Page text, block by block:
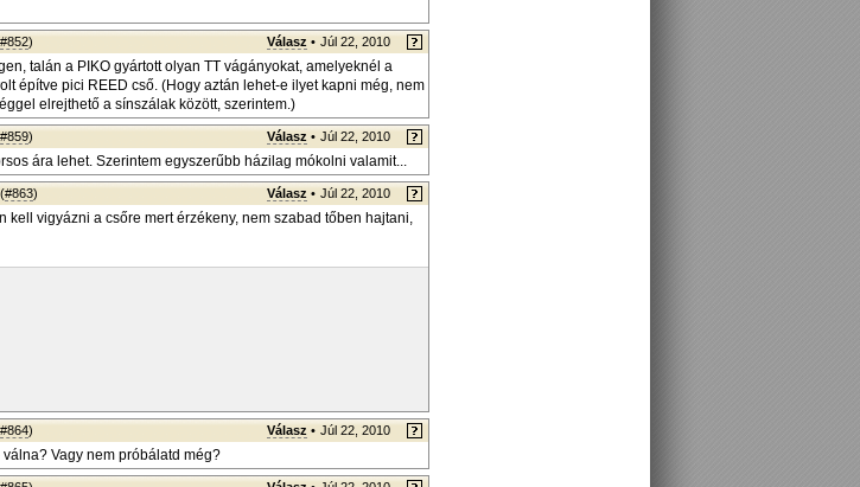
#852) Válasz • Júl 22, 2010
talán a PIKO gyártott olyan TT vágányokat, amelyeknél a
építve pici REED cső. (Hogy aztán lehet-e ilyet kapni még, nem
elrejthető a sínszálak között, szerintem.)
#859) Válasz • Júl 22, 2010
ára lehet. Szerintem egyszerűbb házilag mókolni valamit...
#863) Válasz • Júl 22, 2010
kell vigyázni a csőre mert érzékeny, nem szabad tőben hajtani,
#864) Válasz • Júl 22, 2010
Vagy nem próbálatd még?